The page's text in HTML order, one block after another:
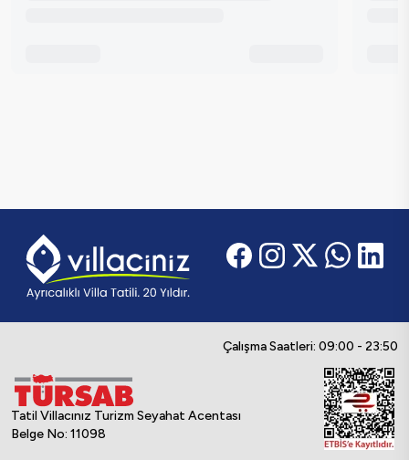
Çalışma Saatleri: 09:00 - 23:50
Tatil Villacınız Turizm Seyahat Acentası
Belge No: 11098